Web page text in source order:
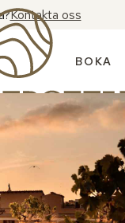
Kontakta oss
BOKA